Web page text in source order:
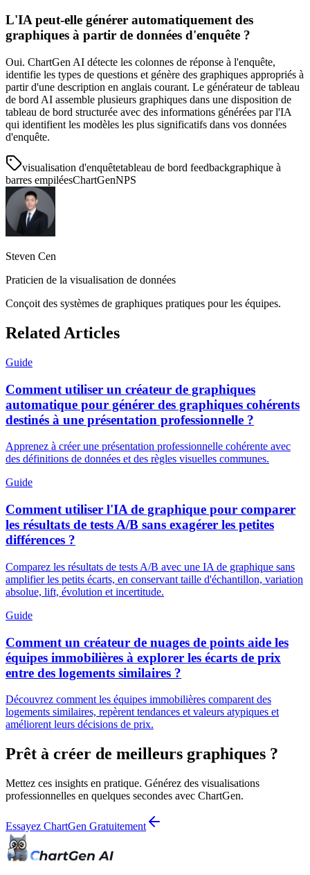
L'IA peut-elle générer automatiquement des
graphiques à partir de données d'enquête ?
Oui. ChartGen AI détecte les colonnes de réponse à l'enquête,
identifie les types de questions et génère des graphiques appropriés à
partir d'une description en anglais courant. Le générateur de tableau
de bord AI assemble plusieurs graphiques dans une disposition de
tableau de bord structurée avec des informations générées par l'IA
qui identifient les modèles les plus significatifs dans vos données
d'enquête.
visualisation d'enquêtetableau de bord feedbackgraphique à
barres empiléesChartGenNPS
Steven Cen
Praticien de la visualisation de données
Conçoit des systèmes de graphiques pratiques pour les équipes.
Related Articles
Guide
Comment utiliser un créateur de graphiques
automatique pour générer des graphiques cohérents
destinés à une présentation professionnelle ?
Apprenez à créer une présentation professionnelle cohérente avec
des définitions de données et des règles visuelles communes.
Guide
Comment utiliser l'IA de graphique pour comparer
les résultats de tests A/B sans exagérer les petites
différences ?
Comparez les résultats de tests A/B avec une IA de graphique sans
amplifier les petits écarts, en conservant taille d'échantillon, variation
absolue, lift, évolution et incertitude.
Guide
Comment un créateur de nuages de points aide les
équipes immobilières à explorer les écarts de prix
entre des logements similaires ?
Découvrez comment les équipes immobilières comparent des
logements similaires, repèrent tendances et valeurs atypiques et
améliorent leurs décisions de prix.
Prêt à créer de meilleurs graphiques ?
Mettez ces insights en pratique. Générez des visualisations
professionnelles en quelques secondes avec ChartGen.
Essayez ChartGen Gratuitement